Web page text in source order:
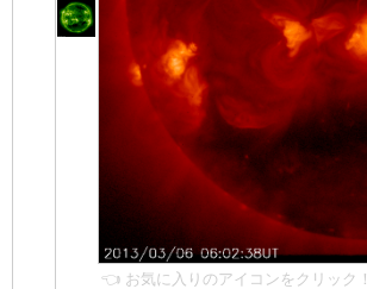
👈 お気に入りのアイコンをクリック！